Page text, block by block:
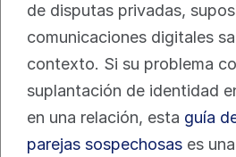
de disputas privadas,
comunicaciones digitales
contexto. Si su problema
suplantación de identidad
en una relación, esta guía
parejas sospechosas es